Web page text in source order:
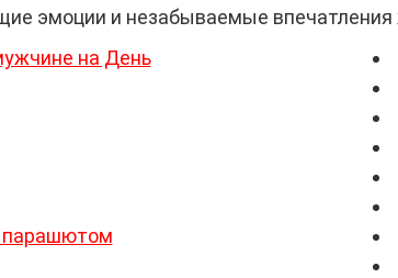
эмоции и незабываемые
на День